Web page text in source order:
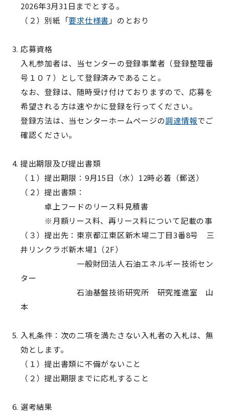
2026年3月31日までとする。
（２）別紙「要求仕様書 」のとおり
応募資格
入札参加者は、当センターの登録事業者（登録整理番
号１０７）として登録済みであること。
なお、登録は、随時受け付けておりますので、応募を
希望される方は速やかに登録を行ってください。
登録方法は、当センターホームページの調達情報でご
確認ください。
提出期限及び提出書類
（１）提出期限：9月15日（水）12時必着（郵送）
（２）提出書類：
卓上フードのリース料見積書
※月額リース料、再リース料について記載の事
（３）提出先：東京都江東区新木場二丁目3番8号 三
井リンクラボ新木場1（2F）
一般財団法人石油エネルギー技術セン
ター
石油基盤技術研究所 研究推進室 山
本
入札条件：次の二項を満たさない入札者の入札は、無
効とします。
（１）提出書類に不備がないこと
（２）提出期限までに応札すること
選考結果